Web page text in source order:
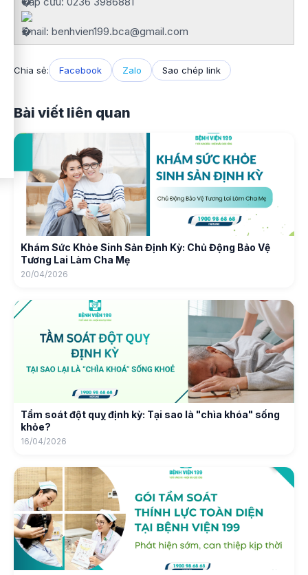
Email: benhvien199.bca@gmail.com
Chia sẻ: Facebook Zalo Sao chép link
Bài viết liên quan
Khám Sức Khỏe Sinh Sản Định Kỳ: Chủ Động Bảo Vệ
Tương Lai Làm Cha Mẹ
20/04/2026
Tầm soát đột quỵ định kỳ: Tại sao là "chìa khóa" sống
khỏe?
16/04/2026